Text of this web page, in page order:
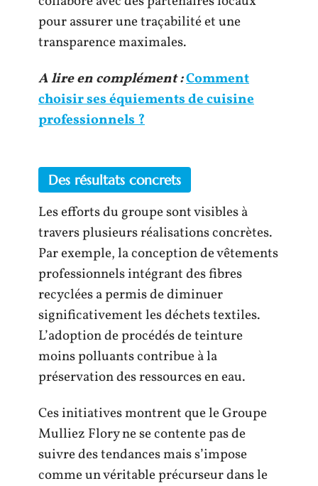
pour assurer une traçabilité et une
transparence maximales.
A lire en complément :Comment
choisir ses équiements de cuisine
professionnels ?
Des résultats concrets
Les efforts du groupe sont visibles à
travers plusieurs réalisations concrètes.
Par exemple, la conception de vêtements
professionnels intégrant des fibres
recyclées a permis de diminuer
significativement les déchets textiles.
L’adoption de procédés de teinture
moins polluants contribue à la
préservation des ressources en eau.
Ces initiatives montrent que le Groupe
Mulliez Flory ne se contente pas de
suivre des tendances mais s’impose
comme un véritable précurseur dans le